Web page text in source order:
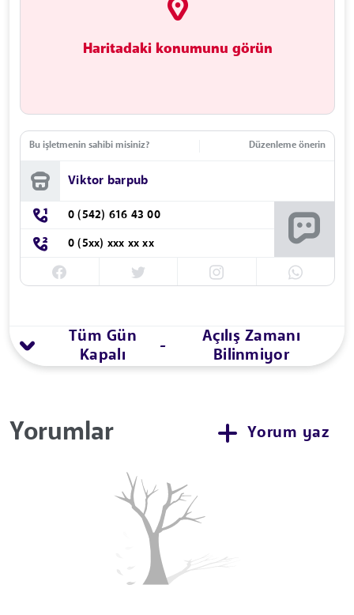
Haritadaki konumunu görün
Bu işletmenin sahibi misiniz? Düzenleme önerin
Viktor barpub
0 (542) 616 43 00
0 (5xx) xxx xx xx
Tüm Gün
Kapalı
-
Açılış Zamanı
Bilinmiyor
Yorumlar Yorum yaz